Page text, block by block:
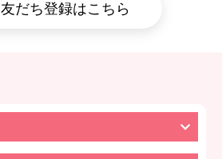
だち登録はこちら